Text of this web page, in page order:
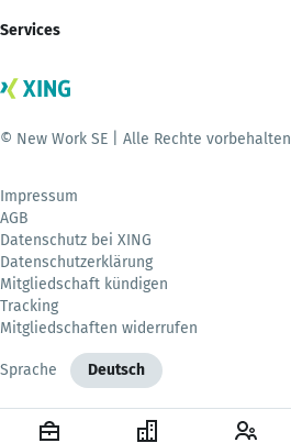
Services
© New Work SE | Alle Rechte vorbehalten
Impressum
AGB
Datenschutz bei XING
Datenschutzerklärung
Mitgliedschaft kündigen
Tracking
Mitgliedschaften widerrufen
Sprache Deutsch